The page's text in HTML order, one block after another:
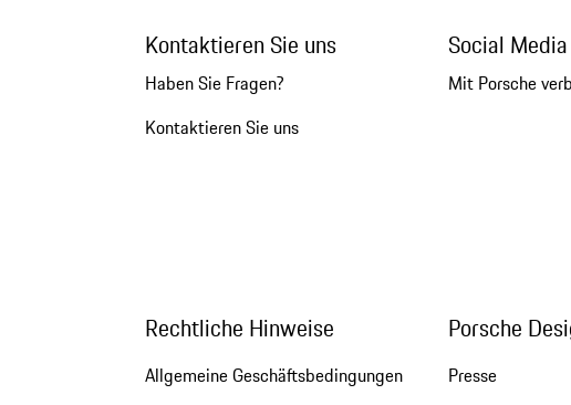
Kontaktieren Sie uns
Haben Sie Fragen?
Kontaktieren Sie uns
Social Media
Mit Porsche
Rechtliche Hinweise
Allgemeine Geschäftsbedingungen
Porsche
Presse